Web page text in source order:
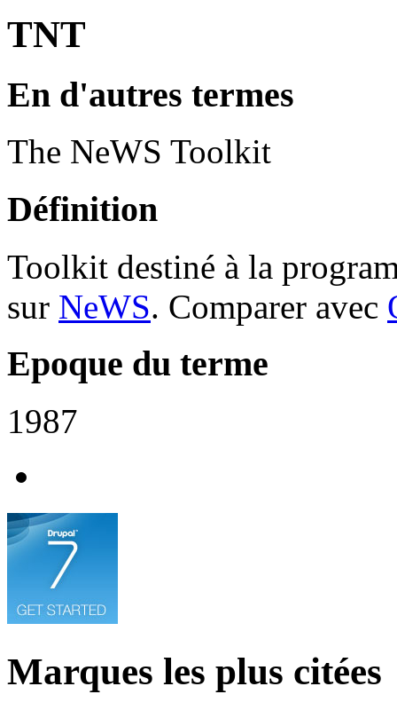
TNT
En d'autres termes
The NeWS Toolkit
Définition
Toolkit destiné à la
sur NeWS. Comparer avec
Epoque du terme
1987
Marques les plus citées